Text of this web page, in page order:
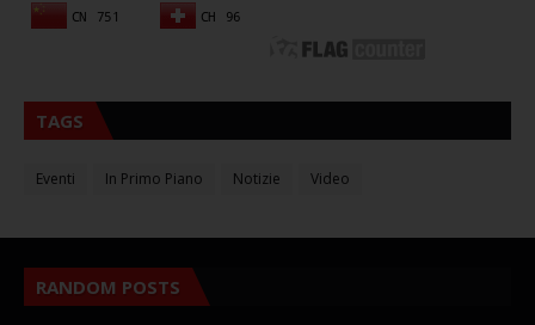
TAGS
Eventi In Primo Piano Notizie Video
RANDOM POSTS